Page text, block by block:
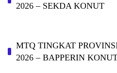
2026 – SEKDA KONUT
MTQ TINGKAT
2026 – BAPPERIN